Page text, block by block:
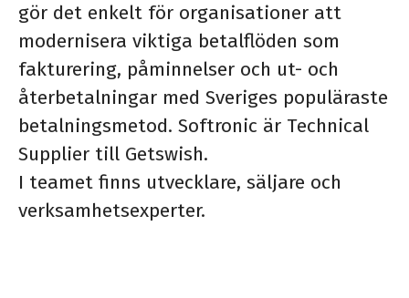
gör det enkelt för organisationer att
modernisera viktiga betalflöden som
fakturering, påminnelser och ut- och
återbetalningar med Sveriges populäraste
betalningsmetod. Softronic är Technical
Supplier till Getswish.
I teamet finns utvecklare, säljare och
verksamhetsexperter.